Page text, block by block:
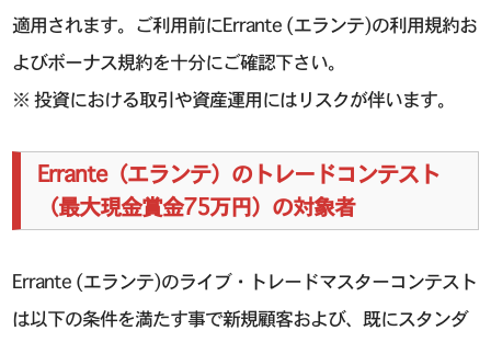
適用されます。ご利用前にErrante (エランテ)の利用規約お
よびボーナス規約を十分にご確認下さい。
※ 投資における取引や資産運用にはリスクが伴います。
Errante（エランテ）のトレードコンテスト
（最大現金賞金75万円）の対象者
Errante (エランテ)のライブ・トレードマスターコンテスト
は以下の条件を満たす事で新規顧客および、既にスタンダ